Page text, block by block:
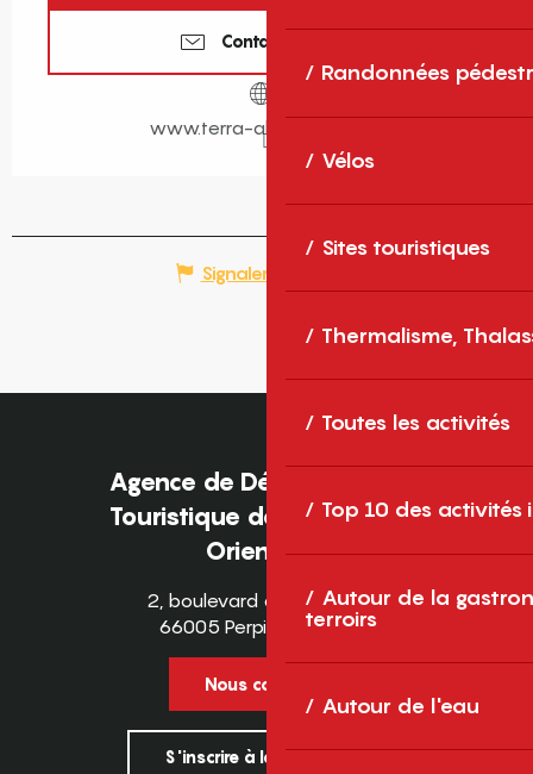
Randonnées
Vélos
Sites touristiques
Thermalisme,
Toutes les activités
Top 10 des activités
Autour de la
terroirs
Autour de l'eau
Contactez-nous
www.terra-alta-hotel.com
Signaler une erreur
Agence de Développement
Touristique des Pyrénées-
Orientales
2, boulevard des Pyrénées
66005 Perpignan Cedex
Nous contacter
S'inscrire à la newsletter